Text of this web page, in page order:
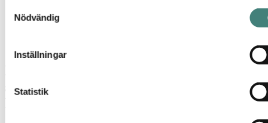
användning av vår webbplats med annan information som
gett dem eller som de har samlat in genom din användning
deras tjänster. Den tredje part som anges som ansvarig för
tredjepartscookie är personuppgiftsansvarig för de
kan se vilka dessa tredje parter är i listan över cookies
Nödvändig
Inställningar
Statistik
Innovation och teknologi
Hållbarhet
Hur uterumsproducenten Stern sänkte
sitt koldioxidavtryck med Hydro
REDUXA